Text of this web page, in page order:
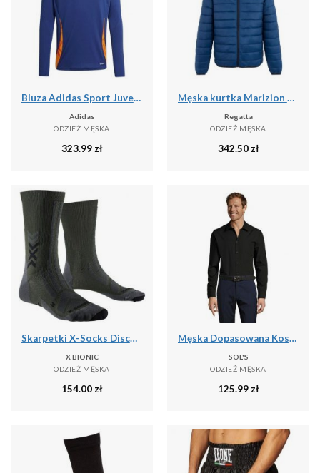
Bluza Adidas Sport Juve Tr Top Dorosłych
Adidas
ODZIEŻ MĘSKA
323.99zł
Męska kurtka Marizion z kapturem
Regatta
ODZIEŻ MĘSKA
342.50zł
Skarpetki X-Socks Discover Crew
X BIONIC
ODZIEŻ MĘSKA
154.00zł
Męska Dopasowana Koszula Baltimore
SOL'S
ODZIEŻ MĘSKA
125.99zł